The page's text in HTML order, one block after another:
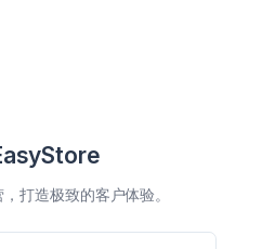
打造极致的客户体验。